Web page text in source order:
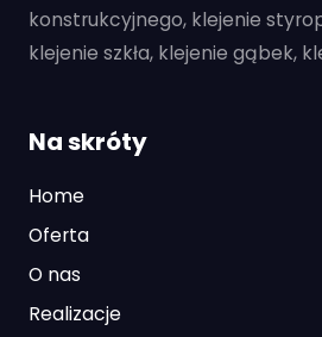
konstrukcyjnego, klejenie
klejenie szkła, klejenie gąbek,
Na skróty
Home
Oferta
O nas
Realizacje